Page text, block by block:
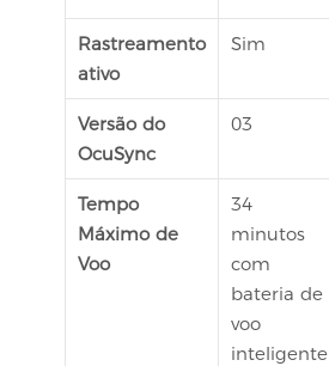
Rastreamento
ativo
Sim
Versão do
OcuSync
03
Tempo
Máximo de
Voo
34
minutos
com
bateria de
voo
inteligente